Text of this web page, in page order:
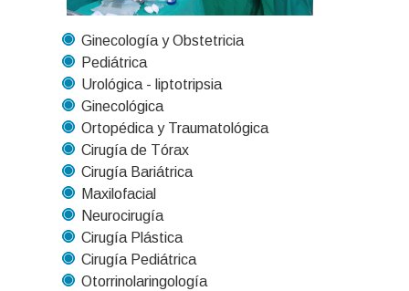
Ginecología y Obstetricia
Pediátrica
Urológica - liptotripsia
Ginecológica
Ortopédica y Traumatológica
Cirugía de Tórax
Cirugía Bariátrica
Maxilofacial
Neurocirugía
Cirugía Plástica
Cirugía Pediátrica
Otorrinolaringología